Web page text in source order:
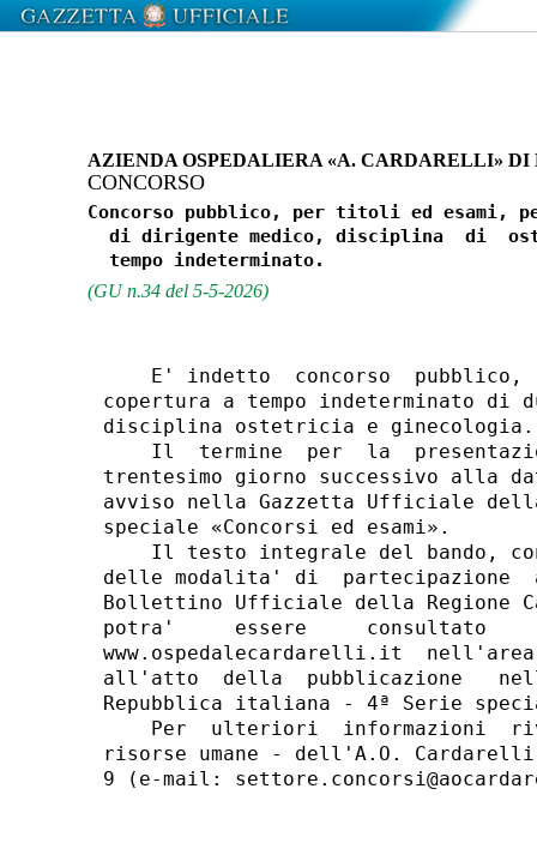
AZIENDA OSPEDALIERA «A. CARDARELLI» DI
CONCORSO
Concorso pubblico, per titoli ed esami,
di dirigente medico, disciplina  di
(GU n.34 del 5-5-2026)
E' indetto  concorso  pubblico,
copertura a tempo indeterminato
disciplina ostetricia e
Il  termine  per  la
trentesimo giorno successivo alla
avviso nella Gazzetta Ufficiale
speciale «Concorsi ed esami».
Il testo integrale del bando,
delle modalita' di  partecipazione
Bollettino Ufficiale della Regione
potra'     essere     consultato
www.ospedalecardarelli.it  nell'area
all'atto  della  pubblicazione
Repubblica italiana - 4ª Serie
Per  ulteriori  informazioni
risorse umane - dell'A.O.
9 (e-mail: